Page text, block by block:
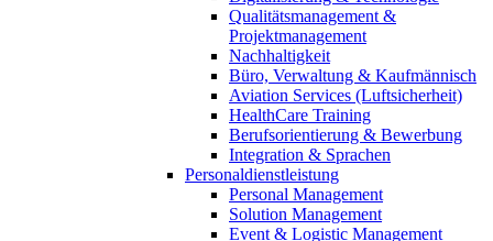
Qualitätsmanagement &
Projektmanagement
Nachhaltigkeit
Büro, Verwaltung & Kaufmännisch
Aviation Services (Luftsicherheit)
HealthCare Training
Berufsorientierung & Bewerbung
Integration & Sprachen
Personaldienstleistung
Personal Management
Solution Management
Event & Logistic Management